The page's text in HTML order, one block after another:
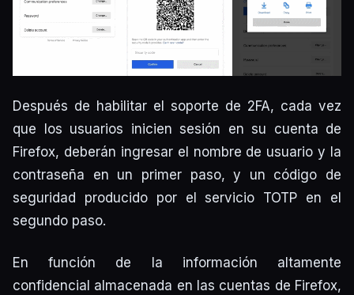
Después de habilitar el soporte de 2FA, cada vez
que los usuarios inicien sesión en su cuenta de
Firefox, deberán ingresar el nombre de usuario y la
contraseña en un primer paso, y un código de
seguridad producido por el servicio TOTP en el
segundo paso.
En función de la información altamente
confidencial almacenada en las cuentas de Firefox,